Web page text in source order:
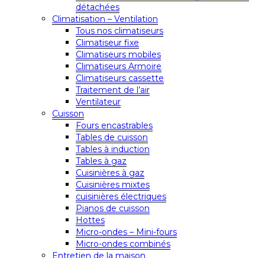
détachées
Climatisation – Ventilation
Tous nos climatiseurs
Climatiseur fixe
Climatiseurs mobiles
Climatiseurs Armoire
Climatiseurs cassette
Traitement de l’air
Ventilateur
Cuisson
Fours encastrables
Tables de cuisson
Tables à induction
Tables à gaz
Cuisinières à gaz
Cuisinières mixtes
cuisinières électriques
Pianos de cuisson
Hottes
Micro-ondes – Mini-fours
Micro-ondes combinés
Entretien de la maison